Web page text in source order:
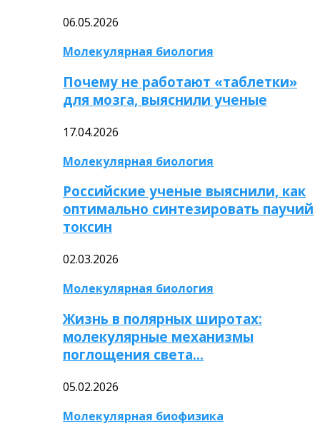
06.05.2026
Молекулярная биология
Почему не работают «таблетки»
для мозга, выяснили ученые
17.04.2026
Молекулярная биология
Российские ученые выяснили, как
оптимально синтезировать паучий
токсин
02.03.2026
Молекулярная биология
Жизнь в полярных широтах:
молекулярные механизмы
поглощения света…
05.02.2026
Молекулярная биофизика